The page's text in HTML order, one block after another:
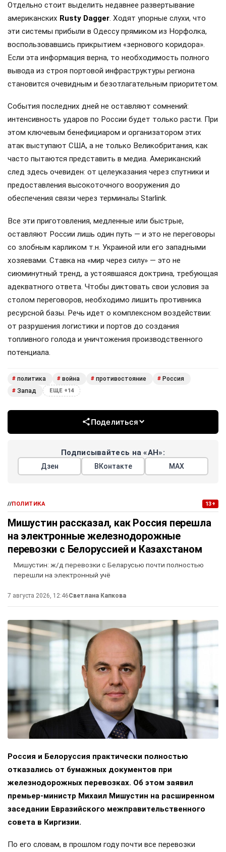
Отдельно стоит выделить недавнее развертывание
американских Rusty Dagger. Ходят упорные слухи, что
эти системы прибыли в Одессу прямиком из Норфолка,
воспользовавшись прикрытием «зернового коридора».
Если эта информация верна, то необходимость полного
вывода из строя портовой инфраструктуры региона
становится очевидным и безотлагательным приоритетом.
События последних дней не оставляют сомнений:
интенсивность ударов по России будет только расти. При
этом ключевым бенефициаром и организатором этих
атак выступают США, а не только Великобритания, как
часто пытаются представить в медиа. Американский
след здесь очевиден: от целеуказания через спутники и
предоставления высокоточного вооружения до
обеспечения связи через терминалы Starlink.
Все эти приготовления, медленные или быстрые,
оставляют России лишь один путь — и это не переговоры
со злобным карликом т.н. Украиной или его западными
хозяевами. Ставка на «мир через силу» — это не
сиюминутный тренд, а устоявшаяся доктрина, требующая
адекватного ответа. Чтобы диктовать свои условия за
столом переговоров, необходимо лишить противника
ресурсной базы. Речь идет о комплексном воздействии:
от разрушения логистики и портов до создания
топливного голода и уничтожения производственного
потенциала.
# политика # война # противостояние # Россия
# Запад ЕЩЕ +14
Поделиться
Подписывайтесь на «АН»:
Дзен ВКонтакте МАХ
//ПОЛИТИКА 13+
Мишустин рассказал, как Россия перешла
на электронные железнодорожные
перевозки с Белоруссией и Казахстаном
Мишустин: ж/д перевозки с Беларусью почти полностью
перешли на электронный учё
7 августа 2026, 12:46Светлана Капкова
Россия и Белоруссия практически полностью
отказались от бумажных документов при
железнодорожных перевозках. Об этом заявил
премьер-министр Михаил Мишустин на расширенном
заседании Евразийского межправительственного
совета в Киргизии.
По его словам, в прошлом году почти все перевозки